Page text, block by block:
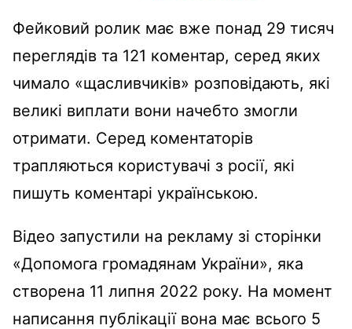
Фейковий ролик має вже понад 29 тисяч
переглядів та 121 коментар, серед яких
чимало «щасливчиків» розповідають, які
великі виплати вони начебто змогли
отримати. Серед коментаторів
трапляються користувачі з росії, які
пишуть коментарі українською.
Відео запустили на рекламу зі сторінки
«Допомога громадянам України», яка
створена 11 липня 2022 року. На момент
написання публікації вона має всього 5